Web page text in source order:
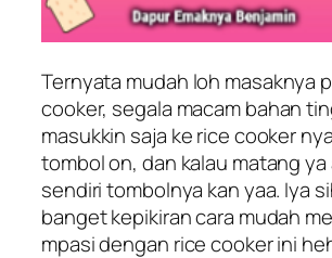
Ternyata mudah loh masaknya
cooker, segala macam bahan
masukkin saja ke rice cooker
tombol on, dan kalau matang
sendiri tombolnya kan yaa. Iya
banget kepikiran cara mudah
mpasi dengan rice cooker ini